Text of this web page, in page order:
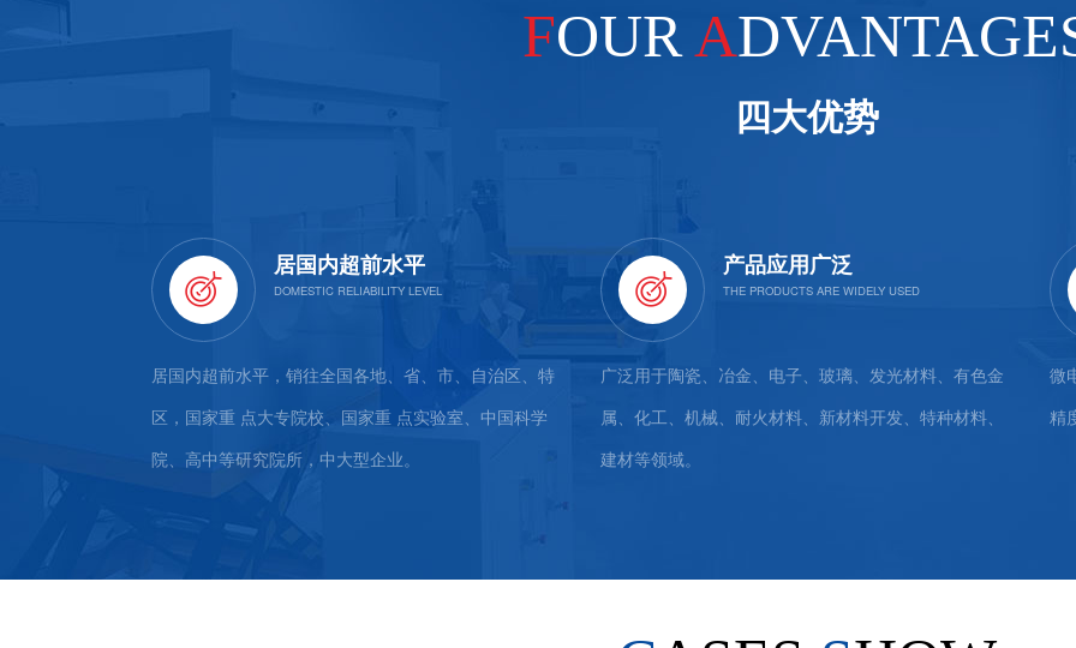
FOURA
四大优势
居国内超前水平
居国内超前水平，销往全国各地、省、市、自治区、特
区，国家重 点大专院校、国家重 点实验室、中国科学
院、高中等研究院所，中大型企业。
产品应用广泛
广泛用于陶瓷、冶金、电子、玻璃、发光材料、有色金
属、化工、机械、耐火材料、新材料开发、特种材料、
建材等领域。
微
精